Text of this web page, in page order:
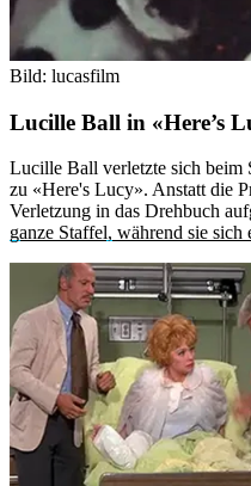
Bild: lucasfilm
Lucille Ball in «Here’s
Lucille Ball verletzte sich beim
zu «Here's Lucy». Anstatt die
Verletzung in das Drehbuch
ganze Staffel, während sie sich